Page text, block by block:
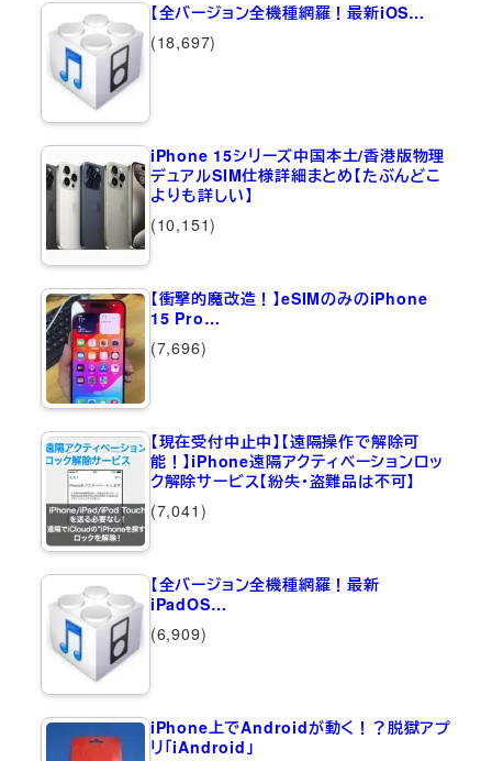
【全バージョン全機種網羅！最新iOS…
(18,697)
iPhone 15シリーズ中国本土/香港版物理
デュアルSIM仕様詳細まとめ【たぶんどこ
よりも詳しい】
(10,151)
【衝撃的魔改造！】eSIMのみのiPhone
15 Pro…
(7,696)
【現在受付中止中】【遠隔操作で解除可
能！】iPhone遠隔アクティベーションロッ
ク解除サービス【紛失・盗難品は不可】
(7,041)
【全バージョン全機種網羅！最新
iPadOS…
(6,909)
iPhone上でAndroidが動く！？脱獄アプ
リ「iAndroid」